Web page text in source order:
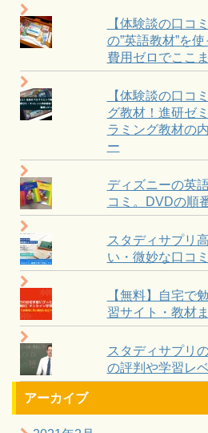
【体験談の口コ
の”英語教材”を
費用ゼロでここ
【体験談の口コ
グ教材！進研ゼ
ラミング教材の
ー
ディズニーの英
コミ。DVDの順
スタディサプリ
い・微妙な口コミ
【無料】自宅で
習サイト・教材
スタディサプリ
の評判や学習レ
アーカイブ